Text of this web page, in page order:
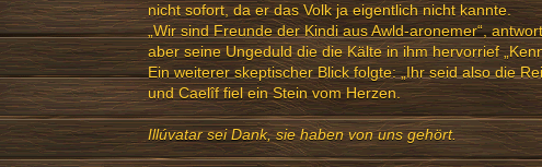
nicht sofort, da er das Volk ja eigentlich nicht kannte.
„Wir sind Freunde der Kindi aus Awld-aronemer“,
aber seine Ungeduld die die Kälte in ihm hervorrief
Ein weiterer skeptischer Blick folgte: „Ihr seid also die
und Caelîf fiel ein Stein vom Herzen.
Illúvatar sei Dank, sie haben von uns gehört.